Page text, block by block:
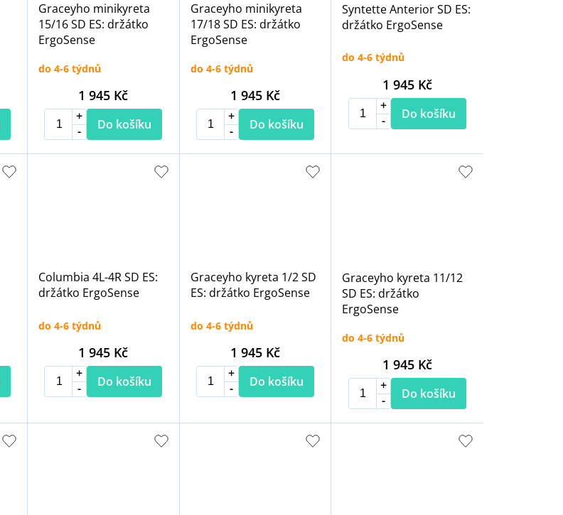
Graceyho minikyreta
15/16 SD ES: držátko
ErgoSense
do 4-6 týdnů
1 945 Kč
Do košíku
Graceyho minikyreta
17/18 SD ES: držátko
ErgoSense
do 4-6 týdnů
1 945 Kč
Do košíku
Syntette Anterior SD ES:
držátko ErgoSense
do 4-6 týdnů
1 945 Kč
Do košíku
Columbia 4L-4R SD ES:
držátko ErgoSense
do 4-6 týdnů
1 945 Kč
Do košíku
Graceyho kyreta 1/2 SD
ES: držátko ErgoSense
do 4-6 týdnů
1 945 Kč
Do košíku
Graceyho kyreta 11/12
SD ES: držátko
ErgoSense
do 4-6 týdnů
1 945 Kč
Do košíku